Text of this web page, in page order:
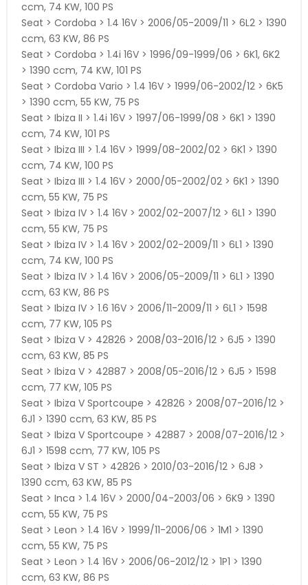
ccm, 74 KW, 100 PS
Seat > Cordoba > 1.4 16V > 2006/05-2009/11 > 6L2 > 1390
ccm, 63 KW, 86 PS
Seat > Cordoba > 1.4i 16V > 1996/09-1999/06 > 6K1, 6K2
> 1390 ccm, 74 KW, 101 PS
Seat > Cordoba Vario > 1.4 16V > 1999/06-2002/12 > 6K5
> 1390 ccm, 55 KW, 75 PS
Seat > Ibiza II > 1.4i 16V > 1997/06-1999/08 > 6K1 > 1390
ccm, 74 KW, 101 PS
Seat > Ibiza III > 1.4 16V > 1999/08-2002/02 > 6K1 > 1390
ccm, 74 KW, 100 PS
Seat > Ibiza III > 1.4 16V > 2000/05-2002/02 > 6K1 > 1390
ccm, 55 KW, 75 PS
Seat > Ibiza IV > 1.4 16V > 2002/02-2007/12 > 6L1 > 1390
ccm, 55 KW, 75 PS
Seat > Ibiza IV > 1.4 16V > 2002/02-2009/11 > 6L1 > 1390
ccm, 74 KW, 100 PS
Seat > Ibiza IV > 1.4 16V > 2006/05-2009/11 > 6L1 > 1390
ccm, 63 KW, 86 PS
Seat > Ibiza IV > 1.6 16V > 2006/11-2009/11 > 6L1 > 1598
ccm, 77 KW, 105 PS
Seat > Ibiza V > 42826 > 2008/03-2016/12 > 6J5 > 1390
ccm, 63 KW, 85 PS
Seat > Ibiza V > 42887 > 2008/05-2016/12 > 6J5 > 1598
ccm, 77 KW, 105 PS
Seat > Ibiza V Sportcoupe > 42826 > 2008/07-2016/12 >
6J1 > 1390 ccm, 63 KW, 85 PS
Seat > Ibiza V Sportcoupe > 42887 > 2008/07-2016/12 >
6J1 > 1598 ccm, 77 KW, 105 PS
Seat > Ibiza V ST > 42826 > 2010/03-2016/12 > 6J8 >
1390 ccm, 63 KW, 85 PS
Seat > Inca > 1.4 16V > 2000/04-2003/06 > 6K9 > 1390
ccm, 55 KW, 75 PS
Seat > Leon > 1.4 16V > 1999/11-2006/06 > 1M1 > 1390
ccm, 55 KW, 75 PS
Seat > Leon > 1.4 16V > 2006/06-2012/12 > 1P1 > 1390
ccm, 63 KW, 86 PS